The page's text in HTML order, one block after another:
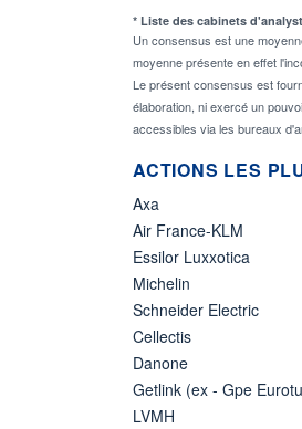
* Liste des cabinets
Un consensus est une
moyenne présente en effet
Le présent consensus est
élaboration, ni exercé un
accessibles via les bureaux
ACTIONS LES
Axa
Air France-KLM
Essilor Luxxotica
Michelin
Schneider Electric
Cellectis
Danone
Getlink (ex - Gpe
LVMH